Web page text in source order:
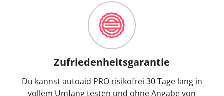
Zufriedenheitsgarantie
Du kannst autoaid PRO risikofrei 30 Tage lang in
vollem Umfang testen und ohne Angabe von